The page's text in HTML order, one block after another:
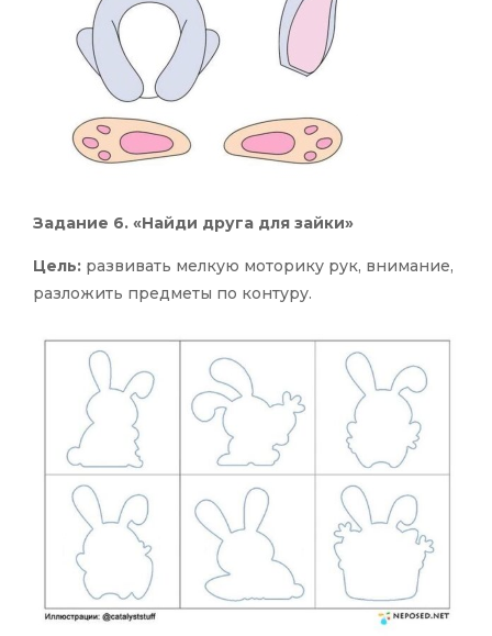
Задание 6. «Найди друга для зайки»
Цель: развивать мелкую моторику рук, внимание,
разложить предметы по контуру.